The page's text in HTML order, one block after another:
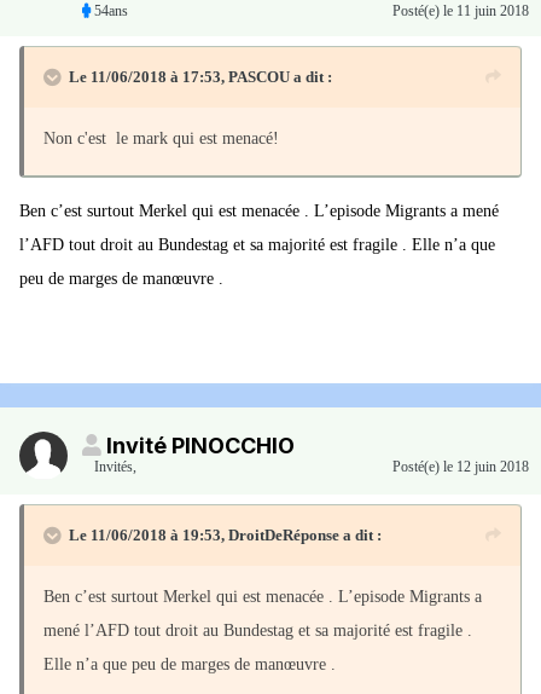
indiqué ce dimanche 10 juin être opposée à l'une des idées phares
de réforme de la zone euro du président français qui veut la doter
d'un important budget d'investissements.
veut", a-t-elle dit à la télévision allemande, mais
Emmanuel Macrona fait des propositions "dont il
sait depuis longtemps qu'elles ne sont pas les bonnes
PIB dans la zone euro", soit des centaines de milliards d'euros.
Dans un entretien la semaine passée,Angela Merkelavait concédé
un budget "limité" à quelques dizaines de milliards, alors que
membres de l'Euro.
54ans
Posté(e) le 11 juin 2018
Le 11/06/2018 à 17:53, PASCOU a dit :
Non c'est le mark qui est menacé!
Ben c’est surtout Merkel qui est menacée . L’episode Migrants a mené
l’AFD tout droit au Bundestag et sa majorité est fragile . Elle n’a que
peu de marges de manœuvre .
Invité PINOCCHIO
Invités, Posté(e) le 12 juin 2018
Le 11/06/2018 à 19:53, DroitDeRéponse a dit :
Ben c’est surtout Merkel qui est menacée . L’episode Migrants a
mené l’AFD tout droit au Bundestag et sa majorité est fragile .
Elle n’a que peu de marges de manœuvre .